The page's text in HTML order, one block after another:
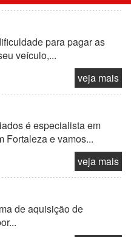
para pagar as
veículo,...
veja mais
é especialista em
Fortaleza e vamos...
veja mais
de aquisição de